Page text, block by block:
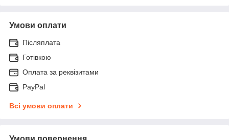
Умови оплати
Післяплата
Готівкою
Оплата за реквізитами
PayPal
Всі умови оплати